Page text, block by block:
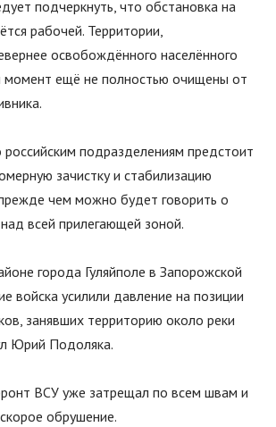
подчеркнуть, что обстановка на
рабочей. Территории,
освобождённого населённого
момент ещё не полностью очищены от
подразделениям предстоит
зачистку и стабилизацию
чем можно будет говорить о
всей прилегающей зоной.
города Гуляйполе в Запорожской
войска усилили давление на позиции
занявших территорию около реки
Юрий Подоляка.
ВСУ уже затрещал по всем швам и
обрушение.